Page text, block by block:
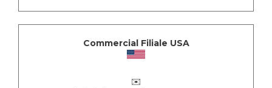
Commercial Filiale USA
✉️